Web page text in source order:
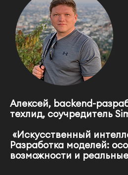
Алексей, backend-
техлид, соучредитель
«Искусственный
Разработка моделей:
возможности и